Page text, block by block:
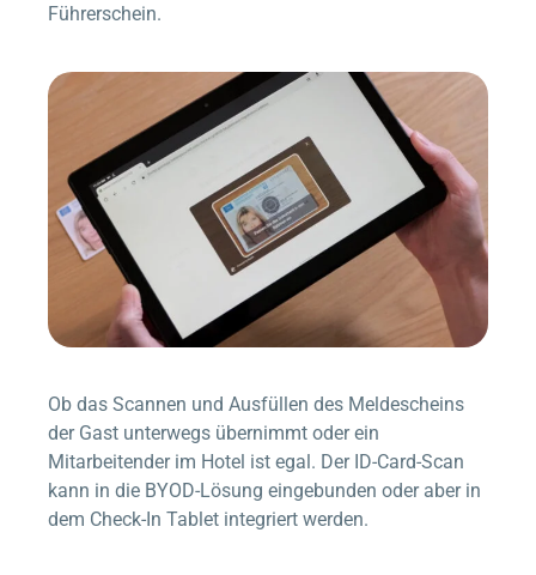
Führerschein.
Ob das Scannen und Ausfüllen des Meldescheins
der Gast unterwegs übernimmt oder ein
Mitarbeitender im Hotel ist egal. Der ID-Card-Scan
kann in die BYOD-Lösung eingebunden oder aber in
dem Check-In Tablet integriert werden.